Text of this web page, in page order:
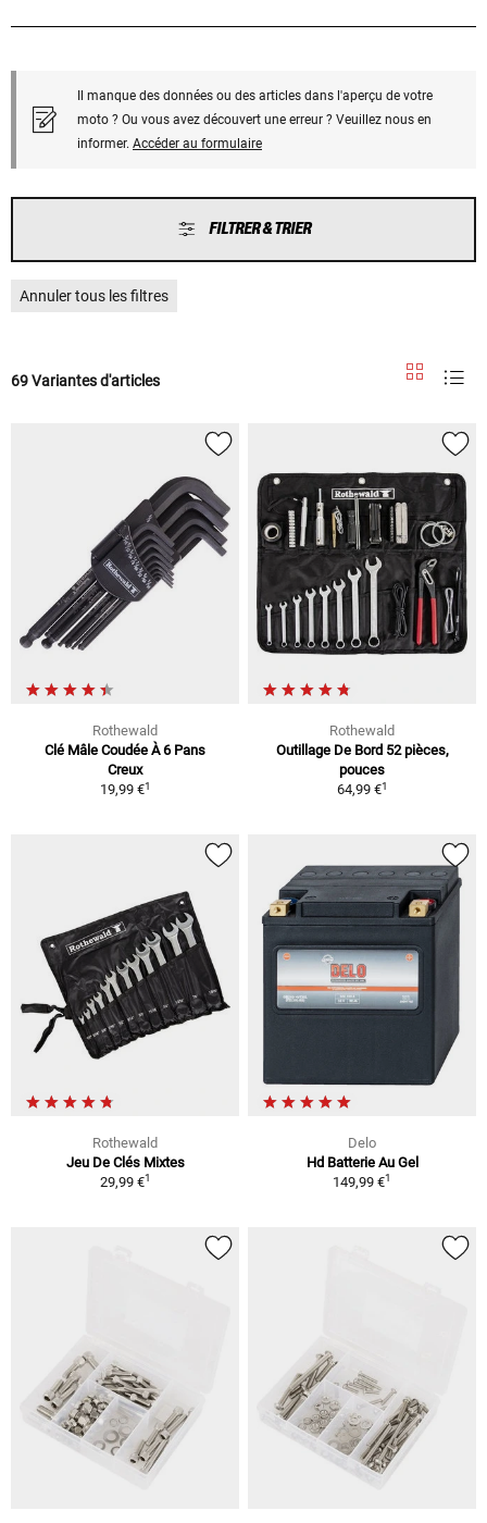
Il manque des données ou des articles dans l'aperçu de votre
moto ? Ou vous avez découvert une erreur ? Veuillez nous en
informer. Accéder au formulaire
FILTRER & TRIER
Annuler tous les filtres
69 Variantes d'articles
Rothewald
Clé Mâle Coudée À 6 Pans
Creux
19,99 €1
Rothewald
Outillage De Bord 52 pièces,
pouces
64,99 €1
Rothewald
Jeu De Clés Mixtes
29,99 €1
Delo
Hd Batterie Au Gel
149,99 €1